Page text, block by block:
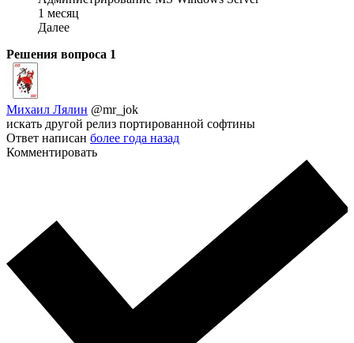
1 месяц
Далее
Решения вопроса 1
Михаил Лялин @mr_jok
искать другой релиз портированной софтины
Ответ написан более года назад
Комментировать